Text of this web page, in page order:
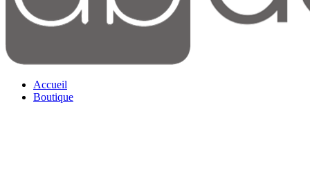
Accueil
Boutique